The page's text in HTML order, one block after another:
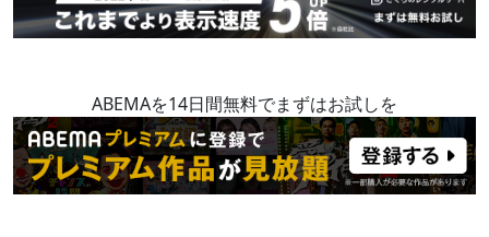
ABEMAを14日間無料でまずはお試しを